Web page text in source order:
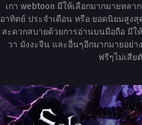
เกา webtoon มีให้เลือกมากมายหล
อาทิตย์ ประจำเดือน หรือ ยอดนิยมสูง
สะดวกสบายด้วยการอ่านบนมือถือ มีใ
วา มังงะจีน และอื่นๆอีกมากมายอย่
ฟรีๆไม่เสีย